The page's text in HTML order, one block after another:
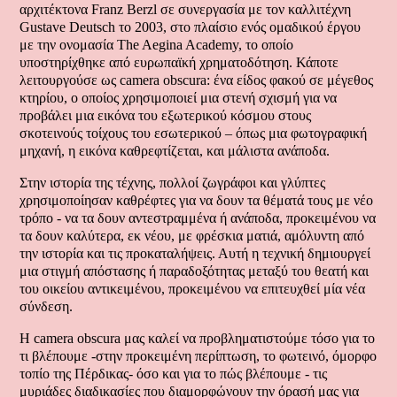
αρχιτέκτονα Franz Berzl σε συνεργασία με τον καλλιτέχνη
Gustave Deutsch το 2003, στο πλαίσιο ενός ομαδικού έργου
με την ονομασία The Aegina Academy, το οποίο
υποστηρίχθηκε από ευρωπαϊκή χρηματοδότηση. Κάποτε
λειτουργούσε ως camera obscura: ένα είδος φακού σε μέγεθος
κτηρίου, ο οποίος χρησιμοποιεί μια στενή σχισμή για να
προβάλει μια εικόνα του εξωτερικού κόσμου στους
σκοτεινούς τοίχους του εσωτερικού – όπως μια φωτογραφική
μηχανή, η εικόνα καθρεφτίζεται, και μάλιστα ανάποδα.
Στην ιστορία της τέχνης, πολλοί ζωγράφοι και γλύπτες
χρησιμοποίησαν καθρέφτες για να δουν τα θέματά τους με νέο
τρόπο - να τα δουν αντεστραμμένα ή ανάποδα, προκειμένου να
τα δουν καλύτερα, εκ νέου, με φρέσκια ματιά, αμόλυντη από
την ιστορία και τις προκαταλήψεις. Αυτή η τεχνική δημιουργεί
μια στιγμή απόστασης ή παραδοξότητας μεταξύ του θεατή και
του οικείου αντικειμένου, προκειμένου να επιτευχθεί μία νέα
σύνδεση.
Η camera obscura μας καλεί να προβληματιστούμε τόσο για το
τι βλέπουμε -στην προκειμένη περίπτωση, το φωτεινό, όμορφο
τοπίο της Πέρδικας- όσο και για το πώς βλέπουμε - τις
μυριάδες διαδικασίες που διαμορφώνουν την όρασή μας για